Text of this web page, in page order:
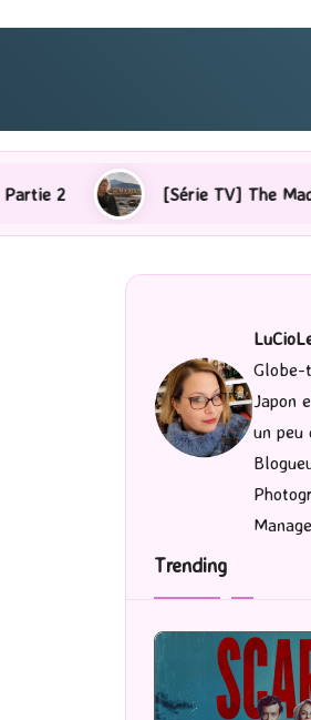
[Série TV] The Madison : J’ai adoré !
Japon
un peu
Trending